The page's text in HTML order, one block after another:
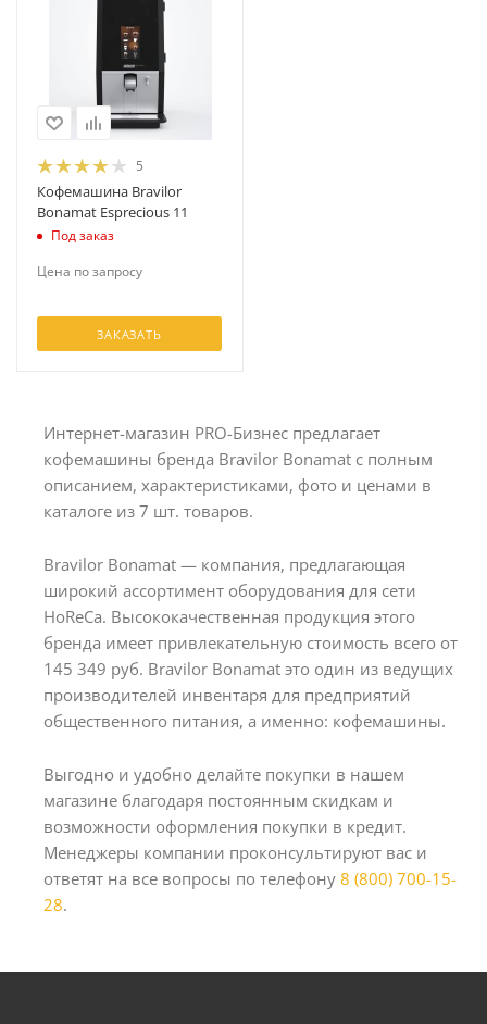
5
Кофемашина Bravilor
Bonamat Esprecious 11
Под заказ
Цена по запросу
ЗАКАЗАТЬ
Интернет-магазин PRO-Бизнес предлагает
кофемашины бренда Bravilor Bonamat с полным
описанием, характеристиками, фото и ценами в
каталоге из 7 шт. товаров.
Bravilor Bonamat — компания, предлагающая
широкий ассортимент оборудования для сети
HoReCa. Высококачественная продукция этого
бренда имеет привлекательную стоимость всего от
145 349 руб. Bravilor Bonamat это один из ведущих
производителей инвентаря для предприятий
общественного питания, а именно: кофемашины.
Выгодно и удобно делайте покупки в нашем
магазине благодаря постоянным скидкам и
возможности оформления покупки в кредит.
Менеджеры компании проконсультируют вас и
ответят на все вопросы по телефону 8 (800) 700-15-
28.